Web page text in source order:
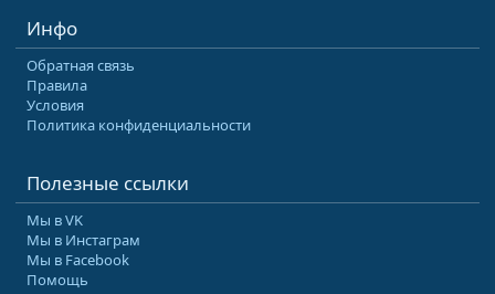
Инфо
Обратная связь
Правила
Условия
Политика конфиденциальности
Полезные ссылки
Мы в VK
Мы в Инстаграм
Мы в Facebook
Помощь